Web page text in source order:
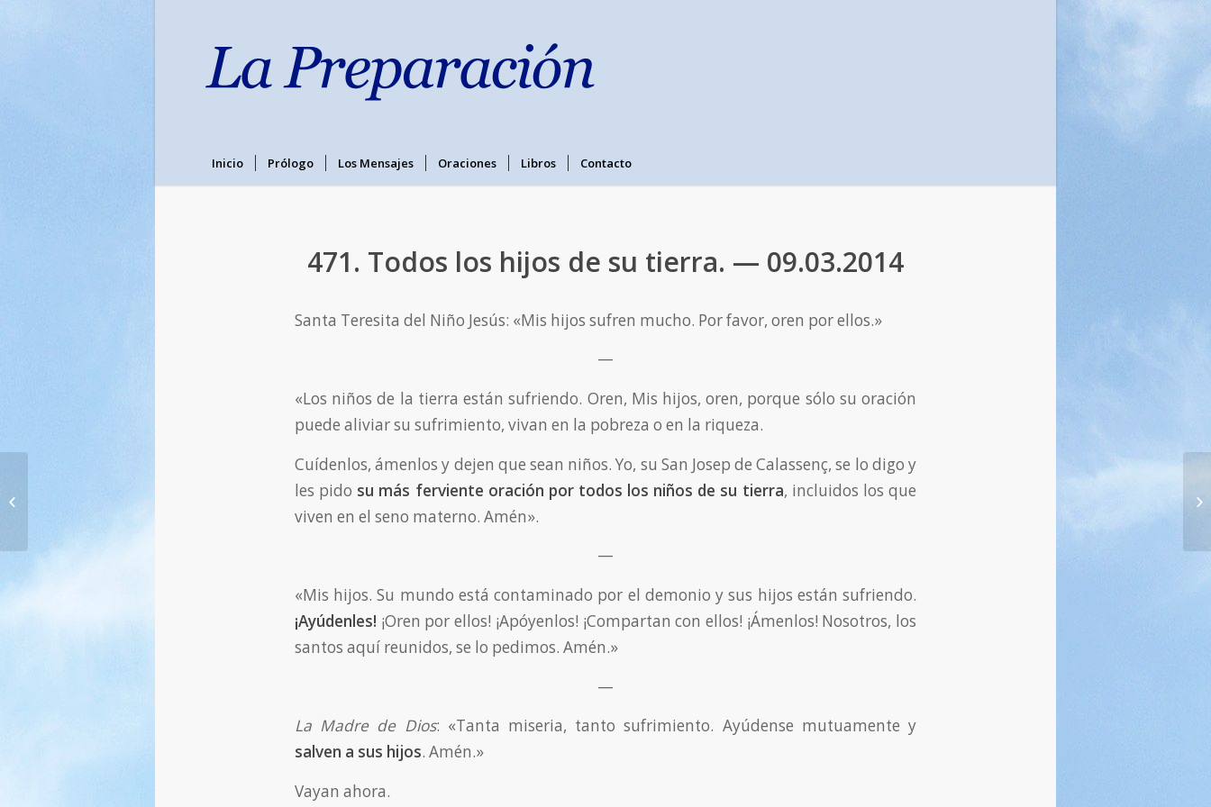
Inicio Prólogo Los Mensajes Oraciones Libros Contacto
471. Todos los hijos de su tierra. — 09.03.2014
Santa Teresita del Niño Jesús: «Mis hijos sufren mucho. Por favor, oren por ellos.»
—
«Los niños de la tierra están sufriendo. Oren, Mis hijos, oren, porque sólo su oración
puede aliviar su sufrimiento, vivan en la pobreza o en la riqueza.
Cuídenlos, ámenlos y dejen que sean niños. Yo, su San Josep de Calassenç, se lo digo y
les pido su más ferviente oración por todos los niños de su tierra, incluidos los que
viven en el seno materno. Amén».
—
«Mis hijos. Su mundo está contaminado por el demonio y sus hijos están sufriendo.
¡Ayúdenles! ¡Oren por ellos! ¡Apóyenlos! ¡Compartan con ellos! ¡Ámenlos! Nosotros, los
santos aquí reunidos, se lo pedimos. Amén.»
—
La Madre de Dios: «Tanta miseria, tanto sufrimiento. Ayúdense mutuamente y
salven a sus hijos. Amén.»
Vayan ahora.